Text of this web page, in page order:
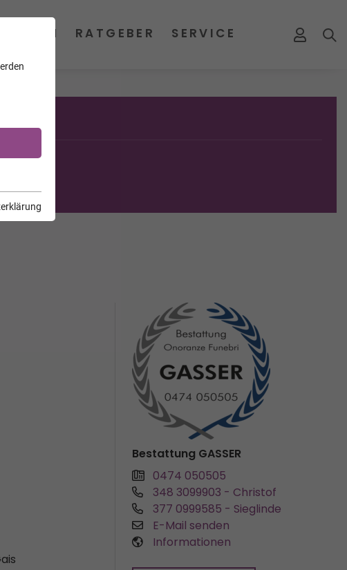
Bestattung GASSER
0474 050505
348 3099903 - Christof
377 0999585 - Sieglinde
E-Mail senden
Informationen
RATGEBER SERVICE